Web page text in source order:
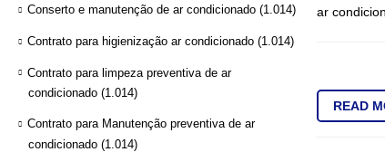
ar
READ
Conserto e manutenção de ar condicionado (1.014)
Contrato para higienização ar condicionado (1.014)
Contrato para limpeza preventiva de ar
condicionado (1.014)
Contrato para Manutenção preventiva de ar
condicionado (1.014)